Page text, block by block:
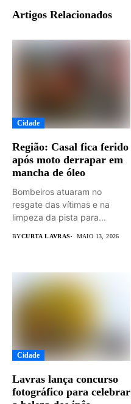
Artigos Relacionados
Cidade
Região: Casal fica ferido
após moto derrapar em
mancha de óleo
Bombeiros atuaram no
resgate das vítimas e na
limpeza da pista para...
BYCURTA LAVRAS MAIO 13, 2026
Cidade
Lavras lança concurso
fotográfico para celebrar